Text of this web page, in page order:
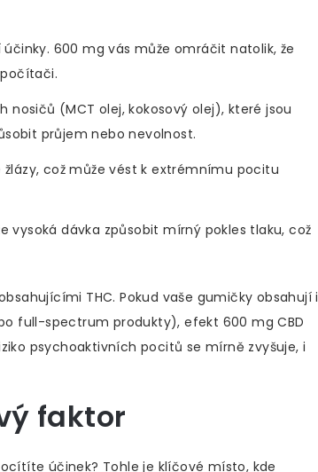
600 mg vás může omráčit natolik, že
nosičů (MCT olej, kokosový olej), které jsou
průjem nebo nevolnost.
žlázy, což může vést k extrémnímu pocitu
vysoká dávka způsobit mírný pokles tlaku, což
THC. Pokud vaše gumičky obsahují i
full-spectrum produkty), efekt 600 mg CBD
psychoaktivních pocitů se mírně zvyšuje, i
faktor
účinek? Tohle je klíčové místo, kde